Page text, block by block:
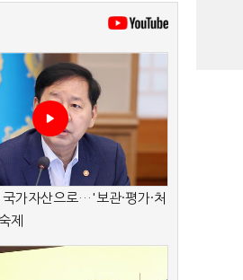
국가자산으로…'보관·평가·처
제